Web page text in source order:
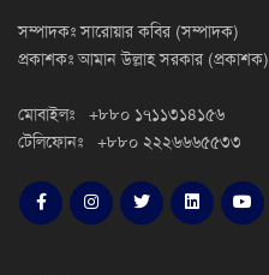
সম্পাদকঃ সারোয়ার কবির (সম্পাদক)
প্রকাশকঃ আমান উল্লাহ সরকার (প্রকাশক)
মোবাইলঃ +৮৮০ ১৭১১৩১৪১৫৬
টেলিফোনঃ +৮৮০ ২২২৬৬৬৫৫৩৩